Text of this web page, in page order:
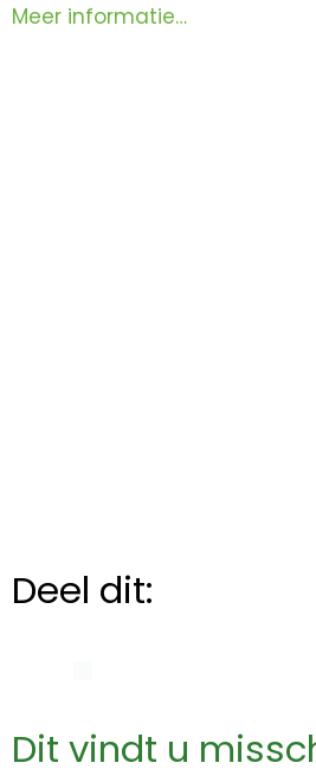
Meer informatie…
Deel dit:
Dit vindt u